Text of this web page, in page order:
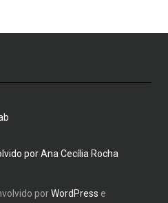
por Ana Cecília Rocha
porWordPress e